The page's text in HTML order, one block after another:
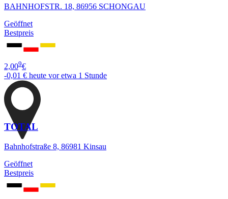
BAHNHOFSTR. 18, 86956 SCHONGAU
Geöffnet
Bestpreis
2,009€
-0,01 € heute vor etwa 1 Stunde
TOTAL
Bahnhofstraße 8, 86981 Kinsau
Geöffnet
Bestpreis